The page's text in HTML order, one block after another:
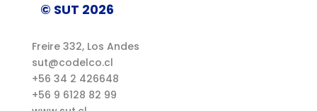
© SUT 2026
Freire 332, Los Andes
sut@codelco.cl
+56 34 2 426648
+56 9 6128 82 99